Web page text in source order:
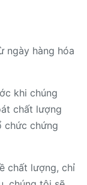
ngày hàng hóa
khi chúng
chất lượng
chức chứng
chất lượng, chỉ